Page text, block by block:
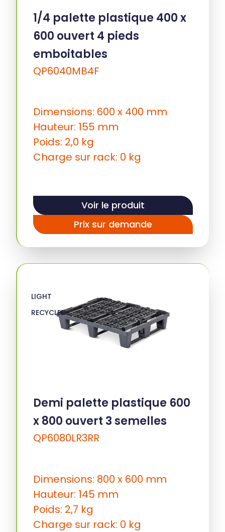
1/4 palette plastique 400 x
600 ouvert 4 pieds
emboitables
QP6040MB4F
Dimensions: 600 x 400 mm
Hauteur: 155 mm
Poids: 2,0 kg
Charge sur rack: 0 kg
Voir le produit
Prix sur demande
LIGHT
RECYCLED
Demi palette plastique 600
x 800 ouvert 3 semelles
QP6080LR3RR
Dimensions: 800 x 600 mm
Hauteur: 145 mm
Poids: 2,7 kg
Charge sur rack: 0 kg